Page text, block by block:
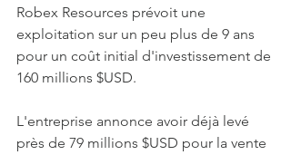
Robex Resources prévoit une
exploitation sur un peu plus de 9 ans
pour un coût initial d'investissement de
160 millions $USD.
L'entreprise annonce avoir déjà levé
près de 79 millions $USD pour la vente